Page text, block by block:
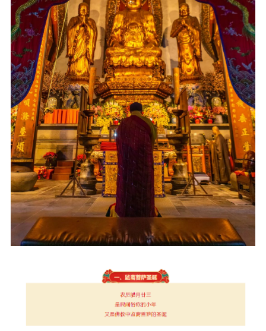
弘法书籍
助印功德
弘法活动
西园法讯
皈依斋戒
义工家园
观世音热线
菩提静修营
观自在禅修营
教理研究
学报论集
活动记录